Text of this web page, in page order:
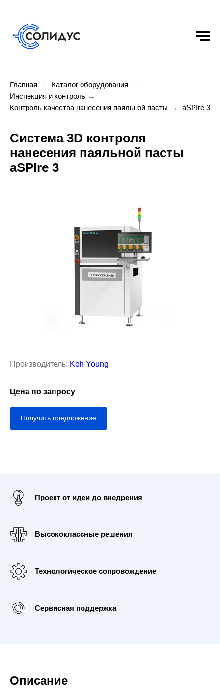
Главная → Каталог оборудования →
Инспекция и контроль →
Контроль качества нанесения паяльной пасты → aSPIre 3
Система 3D контроля
нанесения паяльной пасты
aSPIre 3
Производитель: Koh Young
Цена по запросу
Получить предложение
Проект от идеи до внедрения
Высококлассные решения
Технологическое сопровождение
Сервисная поддержка
Описание